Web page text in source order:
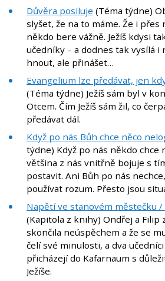
Důvěra posiluje (Téma týdne)
slyšet, že na to máme. Že i přes
někdo bere vážně. Ježíš kdysi
učedníky – a dodnes tak vysílá i
hnout, ale přinášet…
Evangelium lze předávat, jen
(Téma týdne) Ježíš sám byl v
Otcem. Čím Ježíš sám žil, co
předávat dál.
Když po nás Bůh chce něco
týdne) Když po nás někdo chce
většina z nás vnitřně bojuje s
postavit. Ani Bůh po nás
používat rozum. Přesto jsou
Napětí ve stanovém městečku
(Kapitola z knihy) Ondřej a Filip
skončila neúspěchem a že se
čelí své minulosti, a dva
přicházejí do Kafarnaum s
Ježíše.